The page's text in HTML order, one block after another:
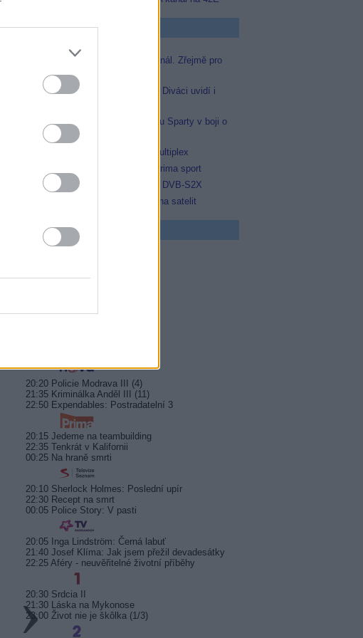
Top Zprávičky
Skylink spustil nový Test kanál. Zřejmě pro
Prima sport
Oneplay zařadí Prima sport. Diváci uvidí i
Prima sport odvysílá i odvetu Sparty v boji o
Ligu mistrů
Operátor Du převzal další multiplex
Antik TV potvrdil zařazení Prima sport
Televisa Networks přešla na DVB-S2X
Ukrajinská Super+ se vrací na satelit
TV program
20:10 Docent (3/3)
20:20 Policie Modrava III (4)
21:35 Kriminálka Anděl III (11)
22:50 Expendables: Postradatelní 3
20:15 Jedeme na teambuilding
22:35 Tenkrát v Kalifornii
00:25 Na hraně smrti
20:10 Sherlock Holmes: Poslední upír
22:30 Recept na smrt
00:05 Police Story: V pasti
20:05 Inga Lindström: Černá labuť
21:40 Josef Klíma: Jak jsem přežil devadesátky
22:25 Aféry - neuvěřitelné životní příběhy
20:30 Srdcia II
21:30 Láska na Mykonose
23:00 Život nie je škôlka (1/3)